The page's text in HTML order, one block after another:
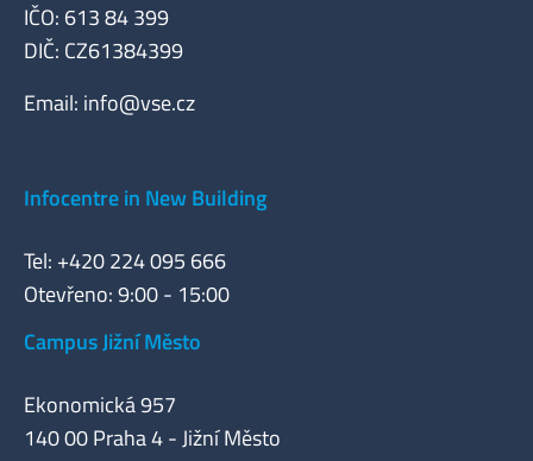
IČO: 613 84 399
DIČ: CZ61384399
Email: info@vse.cz
Infocentre in New Building
Tel: +420 224 095 666
Otevřeno: 9:00 - 15:00
Campus Jižní Město
Ekonomická 957
140 00 Praha 4 - Jižní Město